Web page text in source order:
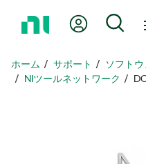
ペ
ー
Myアカウ検索
ホーム サポート
ソフト
NIツールネットワーク